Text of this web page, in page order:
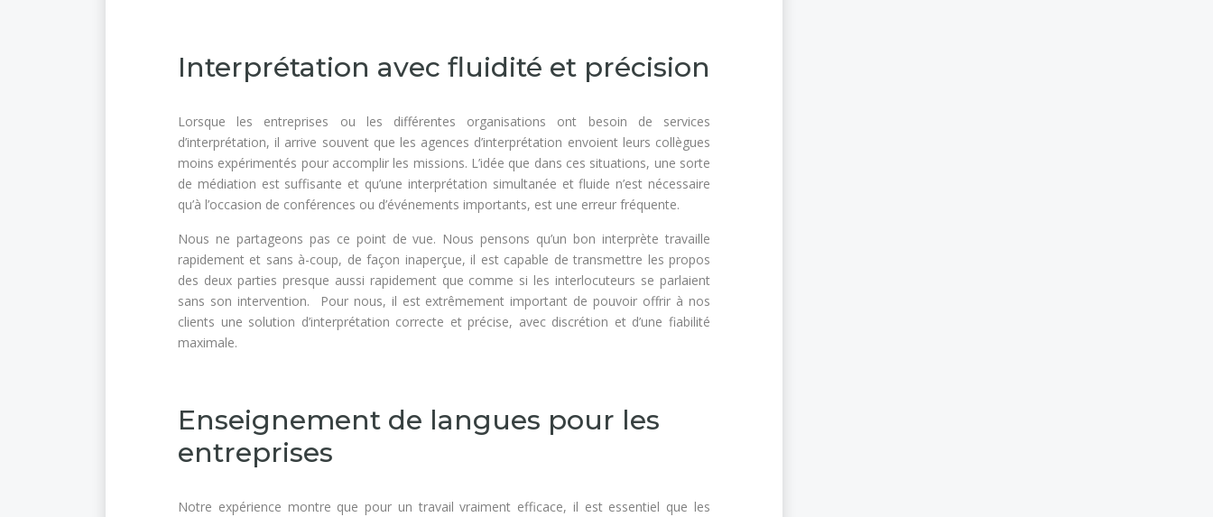
Interprétation avec fluidité et précision
Lorsque les entreprises ou les différentes organisations ont besoin de services
d’interprétation, il arrive souvent que les agences d’interprétation envoient leurs collègues
moins expérimentés pour accomplir les missions. L’idée que dans ces situations, une sorte
de médiation est suffisante et qu’une interprétation simultanée et fluide n’est nécessaire
qu’à l’occasion de conférences ou d’événements importants, est une erreur fréquente.
Nous ne partageons pas ce point de vue. Nous pensons qu’un bon interprète travaille
rapidement et sans à-coup, de façon inaperçue, il est capable de transmettre les propos
des deux parties presque aussi rapidement que comme si les interlocuteurs se parlaient
sans son intervention. Pour nous, il est extrêmement important de pouvoir offrir à nos
clients une solution d’interprétation correcte et précise, avec discrétion et d’une fiabilité
maximale.
Enseignement de langues pour les
entreprises
Notre expérience montre que pour un travail vraiment efficace, il est essentiel que les